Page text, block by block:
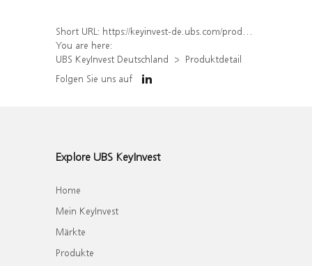
Short URL: https://keyinvest-de.ubs.com/produkt/detail/index/isin/DE000WA69LK0
You are here:
UBS KeyInvest Deutschland
Produktdetail
Folgen Sie uns auf
Explore UBS KeyInvest
Home
Mein KeyInvest
Märkte
Produkte